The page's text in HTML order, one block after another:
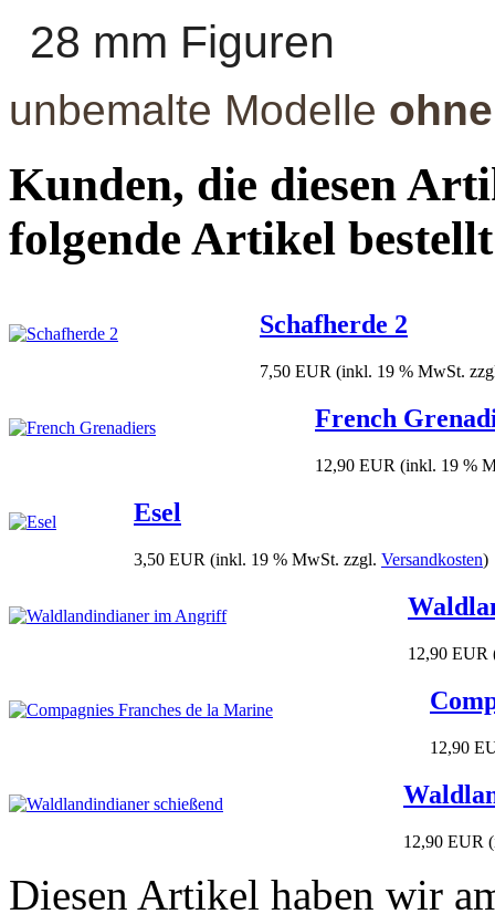
28 mm Figuren
unbemalte Modelle ohne
Kunden, die diesen
folgende Artikel
Schafherde 2
7,50 EUR (inkl. 19 % MwSt.
French
12,90 EUR (inkl. 19 %
Esel
3,50 EUR (inkl. 19 % MwSt. zzgl. Versandkosten)
12,90 EUR
12,90
12,90 EUR
Diesen Artikel haben wir